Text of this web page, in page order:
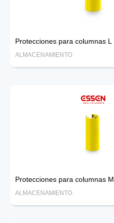
Protecciones para columnas L
ALMACENAMIENTO
Protecciones para columnas M
ALMACENAMIENTO